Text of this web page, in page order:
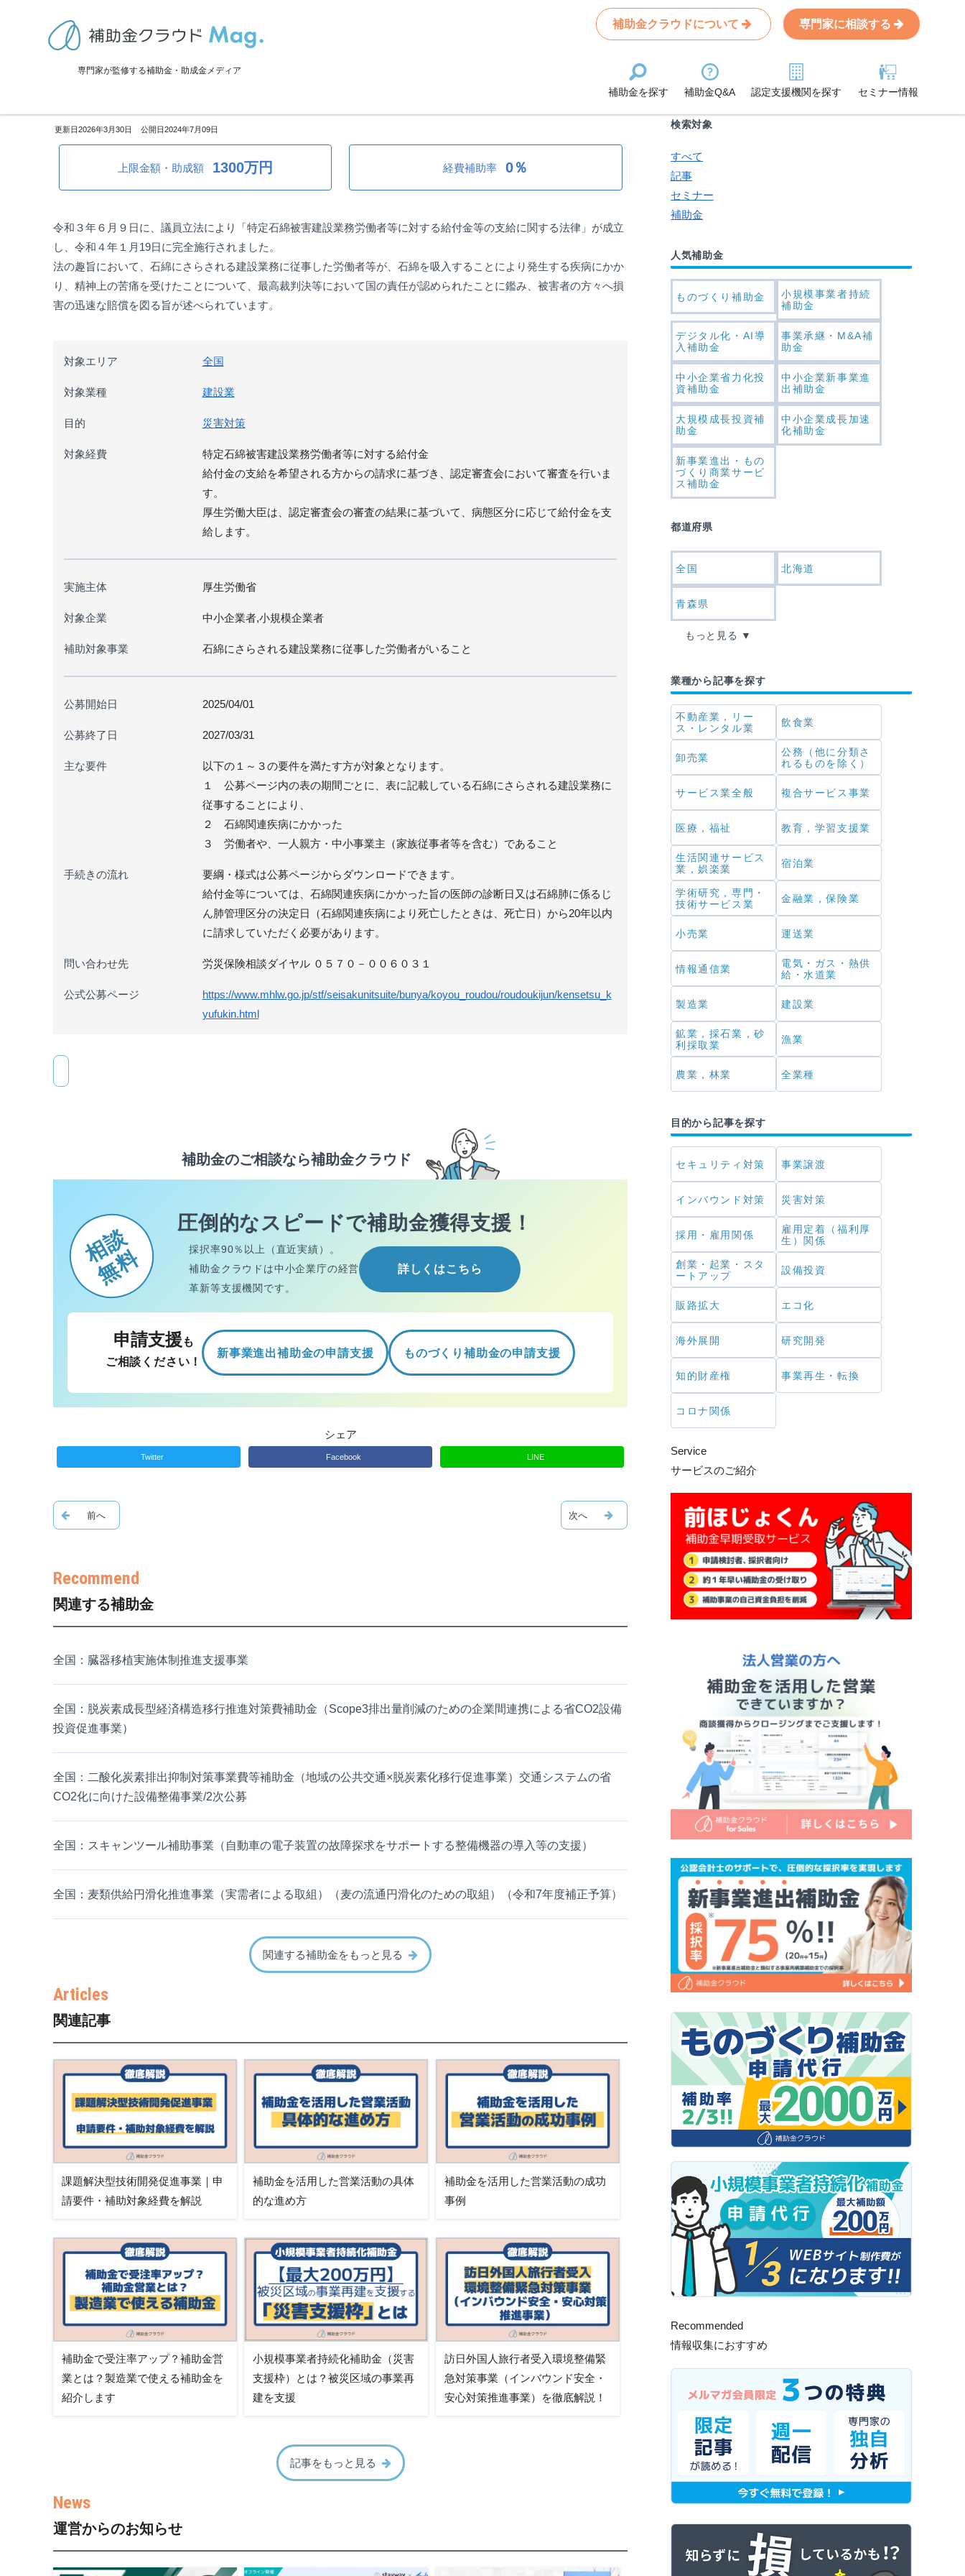
専門家が監修する補助金・助成金メディア
補助金クラウドについて 専門家に相談する
補助金を探す 補助金Q&A 認定支援機関を探す セミナー情報
>補助金・助成金詳細
2026年3月30日 2024年7月09日
上限金額・助成額 1300万円 経費補助率 0％
令和３年６月９日に、議員立法により「特定石綿被害建設業務労働者等に対する給付金等の支給に関する法律」が成立
し、令和４年１月19日に完全施行されました。
法の趣旨において、石綿にさらされる建設業務に従事した労働者等が、石綿を吸入することにより発生する疾病にかか
り、精神上の苦痛を受けたことについて、最高裁判決等において国の責任が認められたことに鑑み、被害者の方々へ損
害の迅速な賠償を図る旨が述べられています。
対象エリア 全国
対象業種 建設業
目的 災害対策
対象経費
特定石綿被害建設業務労働者等に対する給付金
給付金の支給を希望される方からの請求に基づき、認定審査会において審査を行いま
す。
厚生労働大臣は、認定審査会の審査の結果に基づいて、病態区分に応じて給付金を支
給します。
実施主体 厚生労働省
対象企業 中小企業者,小規模企業者
補助対象事業 石綿にさらされる建設業務に従事した労働者がいること
公募開始日 2025/04/01
公募終了日 2027/03/31
主な要件
以下の１～３の要件を満たす方が対象となります。
１ 公募ページ内の表の期間ごとに、表に記載している石綿にさらされる建設業務に
従事することにより、
２ 石綿関連疾病にかかった
３ 労働者や、一人親方・中小事業主（家族従事者等を含む）であること
手続きの流れ
要綱・様式は公募ページからダウンロードできます。
給付金等については、石綿関連疾病にかかった旨の医師の診断日又は石綿肺に係るじ
ん肺管理区分の決定日（石綿関連疾病により死亡したときは、死亡日）から20年以内
に請求していただく必要があります。
問い合わせ先 労災保険相談ダイヤル ０５７０－００６０３１
公式公募ページ
https://www.mhlw.go.jp/stf/seisakunitsuite/bunya/koyou_roudou/roudoukijun/kensetsu_k
yufukin.html
補助金のご相談なら補助金クラウド
相談
無料
圧倒的なスピードで補助金獲得支援！
採択率90％以上（直近実績）。
補助金クラウドは中小企業庁の経営
革新等支援機関です。
詳しくはこちら
申請支援 も
ご相談ください！
新事業進出補助金の申請支援 ものづくり補助金の申請支援
シェア
Twitter Facebook LINE
関連する補助金
全国：臓器移植実施体制推進支援事業
全国：脱炭素成長型経済構造移行推進対策費補助金（Scope3排出量削減のための企業間連携による省CO2設備
投資促進事業）
全国：二酸化炭素排出抑制対策事業費等補助金（地域の公共交通×脱炭素化移行促進事業）交通システムの省
CO2化に向けた設備整備事業/2次公募
全国：スキャンツール補助事業（自動車の電子装置の故障探求をサポートする整備機器の導入等の支援）
全国：麦類供給円滑化推進事業（実需者による取組）（麦の流通円滑化のための取組）（令和7年度補正予算）
関連する補助金をもっと見る
関連記事
課題解決型技術開発促進事業｜申
請要件・補助対象経費を解説
補助金を活用した営業活動の具体
的な進め方
補助金を活用した営業活動の成功
事例
補助金で受注率アップ？補助金営
業とは？製造業で使える補助金を
紹介します
小規模事業者持続化補助金（災害
支援枠）とは？被災区域の事業再
建を支援
訪日外国人旅行者受入環境整備緊
急対策事業（インバウンド安全・
安心対策推進事業）を徹底解説！
記事をもっと見る
運営からのお知らせ
Search
条件から記事を探す
検索対象
すべて
記事
セミナー
補助金
人気補助金
ものづくり補助金
小規模事業者持続
補助金
デジタル化・AI導
入補助金
事業承継・M&A補
助金
中小企業省力化投
資補助金
中小企業新事業進
出補助金
大規模成長投資補
助金
中小企業成長加速
化補助金
新事業進出・もの
づくり商業サービ
ス補助金
都道府県
全国 北海道
青森県
もっと見る
業種から記事を探す
不動産業，リー
ス・レンタル業
飲食業
卸売業
公務（他に分類さ
れるものを除く）
サービス業全般 複合サービス事業
医療，福祉 教育，学習支援業
生活関連サービス
業，娯楽業
宿泊業
学術研究，専門・
技術サービス業
金融業，保険業
小売業 運送業
情報通信業
電気・ガス・熱供
給・水道業
製造業 建設業
鉱業，採石業，砂
利採取業
漁業
農業，林業 全業種
目的から記事を探す
セキュリティ対策 事業譲渡
インバウンド対策 災害対策
採用・雇用関係
雇用定着（福利厚
生）関係
創業・起業・スタ
ートアップ
設備投資
販路拡大 エコ化
海外展開 研究開発
知的財産権 事業再生・転換
コロナ関係
Service
サービスのご紹介
Recommended
情報収集におすすめ